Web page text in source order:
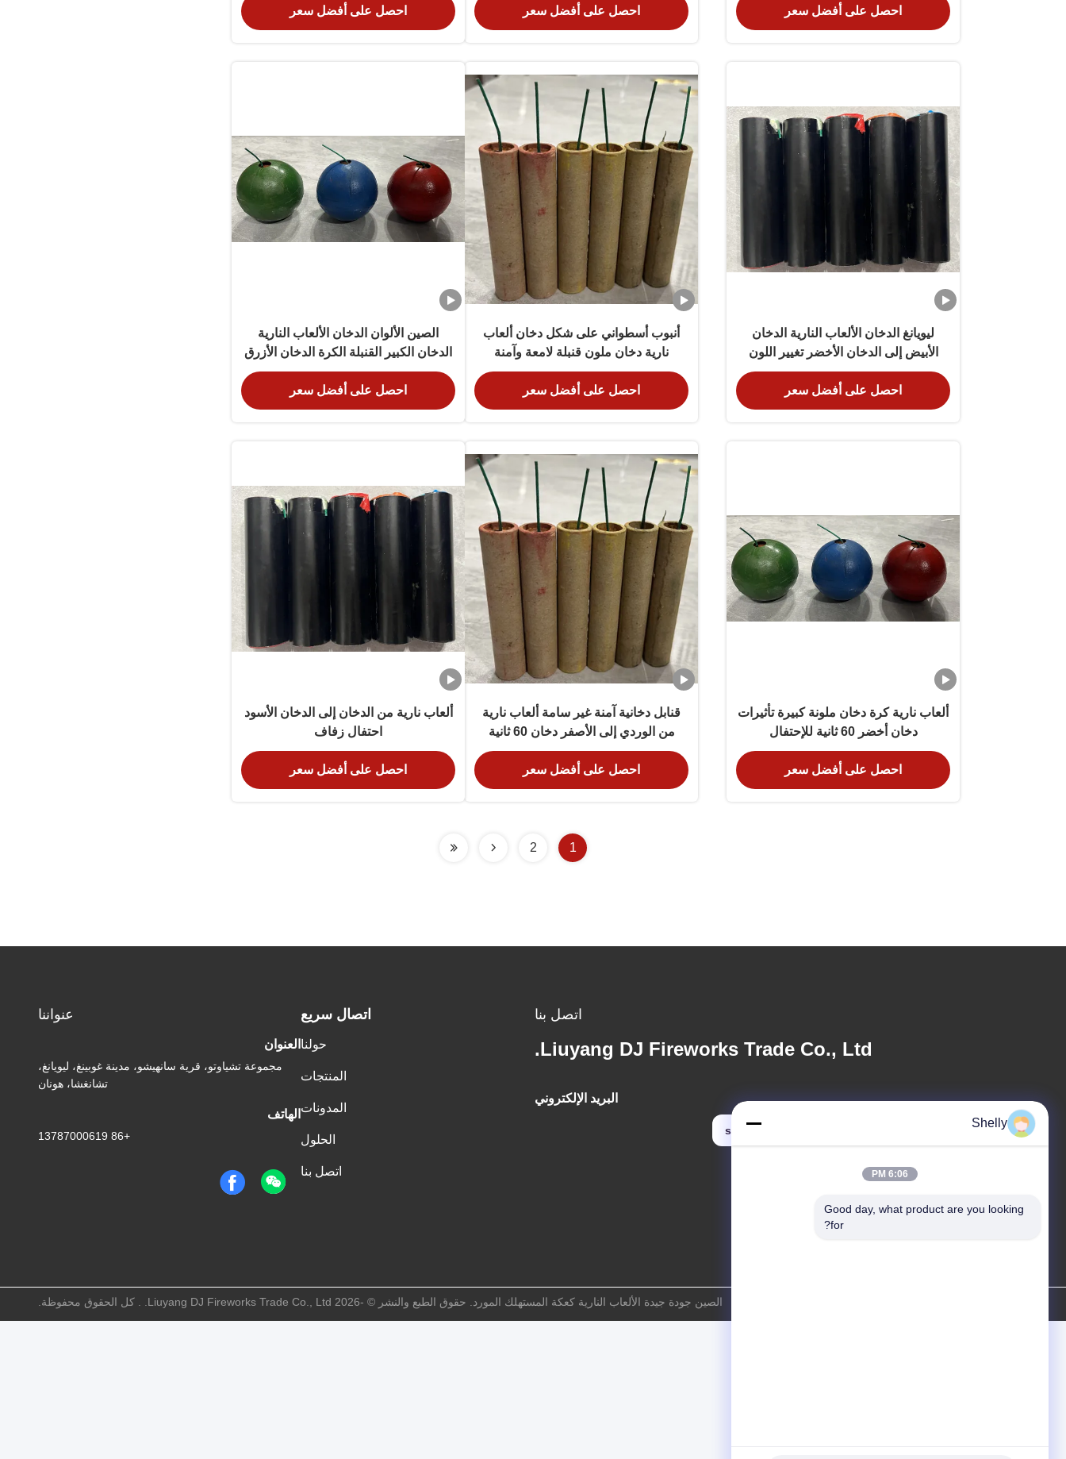
احصل على أفضل سعر احصل على أفضل سعر
احصل على أفضل سعر
ليويانغ الدخان الألعاب النارية الدخان
الأبيض إلى الدخان الأخضر تغيير اللون
للاحتفال
احصل على أفضل سعر
أنبوب أسطواني على شكل دخان ألعاب
نارية دخان ملون قنبلة لامعة وآمنة
احصل على أفضل سعر
الصين الألوان الدخان الألعاب النارية
الدخان الكبير القنبلة الكرة الدخان الأزرق
60 ثانية
احصل على أفضل سعر
ألعاب نارية كرة دخان ملونة كبيرة تأثيرات
دخان أخضر 60 ثانية للإحتفال
احصل على أفضل سعر
قنابل دخانية آمنة غير سامة ألعاب نارية
من الوردي إلى الأصفر دخان 60 ثانية
احصل على أفضل سعر
ألعاب نارية من الدخان إلى الدخان الأسود
احتفال زفاف
احصل على أفضل سعر
1
2
اتصل بنا
Liuyang DJ Fireworks Trade Co., Ltd.
البريد الإلكتروني
shelly@lydajigroup.com
اتصال سريع
حولنا
المنتجات
المدونات
الحلول
اتصل بنا
عنواننا
العنوان
مجموعة تشياوتو، قرية سانهيشو، مدينة غوبينغ، ليويانغ،
تشانغشا، هونان
الهاتف
+86 13787000619
الصين جودة جيدة الألعاب النارية كعكة المستهلك المورد. حقوق الطبع والنشر © -2026 Liuyang DJ Fireworks Trade Co., Ltd. . كل الحقوق محفوظة.
Shelly
6:06 PM
Good day, what product are you looking
for?